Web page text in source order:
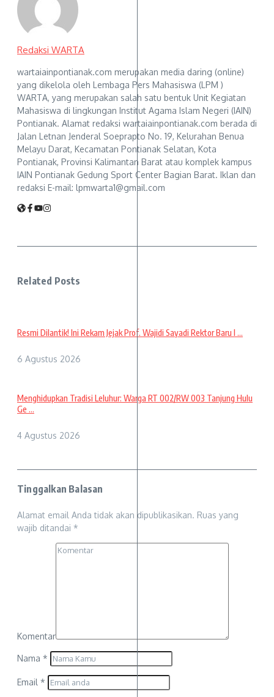
Redaksi WARTA
wartaiainpontianak.com merupakan media daring (online)
yang dikelola oleh Lembaga Pers Mahasiswa (LPM )
WARTA, yang merupakan salah satu bentuk Unit Kegiatan
Mahasiswa di lingkungan Institut Agama Islam Negeri (IAIN)
Pontianak. Alamat redaksi wartaiainpontianak.com berada di
Jalan Letnan Jenderal Soeprapto No. 19, Kelurahan Benua
Melayu Darat, Kecamatan Pontianak Selatan, Kota
Pontianak, Provinsi Kalimantan Barat atau komplek kampus
IAIN Pontianak Gedung Sport Center Bagian Barat. Iklan dan
redaksi E-mail: lpmwarta1@gmail.com
Related Posts
Resmi Dilantik! Ini Rekam Jejak Prof. Wajidi Sayadi Rektor Baru I ...
6 Agustus 2026
Menghidupkan Tradisi Leluhur: Warga RT 002/RW 003 Tanjung Hulu
Ge ...
4 Agustus 2026
Tinggalkan Balasan
Alamat email Anda tidak akan dipublikasikan. Ruas yang
wajib ditandai *
Komentar
Nama *
Email *